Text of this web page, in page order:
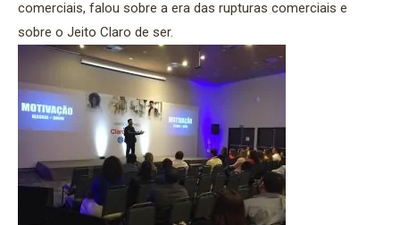
comerciais, falou sobre a era das rupturas comerciais e
sobre o Jeito Claro de ser.